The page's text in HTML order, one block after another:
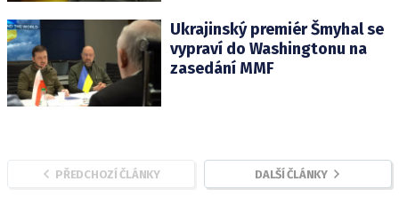
Ukrajinský premiér Šmyhal se
vypraví do Washingtonu na
zasedání MMF
PŘEDCHOZÍ ČLÁNKY DALŠÍ ČLÁNKY